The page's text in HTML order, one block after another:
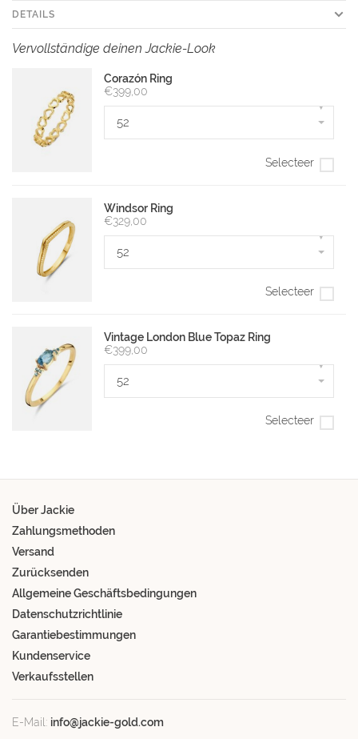
DETAILS
Vervollständige deinen Jackie-Look
Corazón Ring
€399,00
52
▾
Selecteer
Windsor Ring
€329,00
52
▾
Selecteer
Vintage London Blue Topaz Ring
€399,00
52
▾
Selecteer
Über Jackie
Zahlungsmethoden
Versand
Zurücksenden
Allgemeine Geschäftsbedingungen
Datenschutzrichtlinie
Garantiebestimmungen
Kundenservice
Verkaufsstellen
E-Mail: info@jackie-gold.com